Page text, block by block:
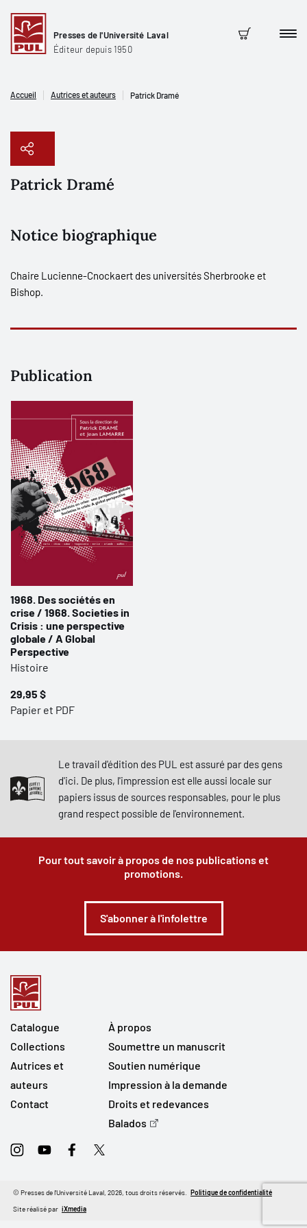
Presses de l'Université Laval
Éditeur depuis 1950
Panier
Accueil Autrices et auteurs Patrick Dramé
Patrick Dramé
Notice biographique
Chaire Lucienne-Cnockaert des universités Sherbrooke et
Bishop.
Publication
1968. Des sociétés en
crise / 1968. Societies in
Crisis : une perspective
globale / A Global
Perspective
Histoire
29,95 $
Papier et PDF
Le travail d'édition des PUL est assuré par des gens
d'ici. De plus, l'impression est elle aussi locale sur
papiers issus de sources responsables, pour le plus
grand respect possible de l'environnement.
Pour tout savoir à propos de nos publications et
promotions.
S'abonner à l'infolettre
Catalogue
Collections
Autrices et
auteurs
Contact
À propos
Soumettre un manuscrit
Soutien numérique
Impression à la demande
Droits et redevances
Balados
InstagramYoutubeFacebookTwitter
Site réalisé par iXmedia
© Presses de l'Université Laval, 2026, tous droits réservés. Politique de confidentialité